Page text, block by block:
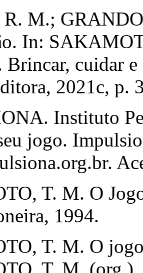
M.;
In:
Brincar, cuidar
2021c, p.
Instituto
jogo.
T. M. O
1994.
T. M. O